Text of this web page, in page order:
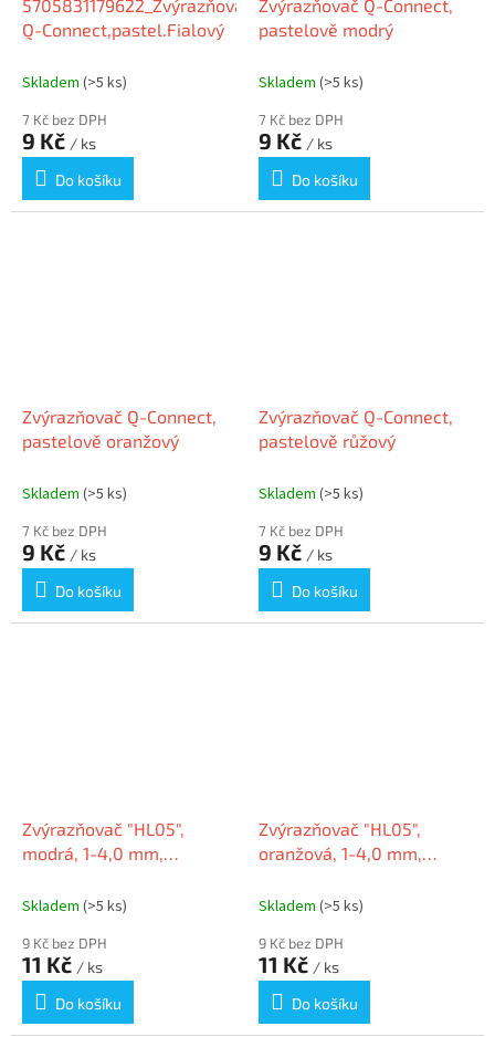
5705831179622_Zvýrazňovač
Q-Connect,pastel.Fialový
Skladem (>5 ks)
7 Kč bez DPH
9 Kč / ks
Do košíku
Zvýrazňovač Q-Connect,
pastelově modrý
Skladem (>5 ks)
7 Kč bez DPH
9 Kč / ks
Do košíku
Zvýrazňovač Q-Connect,
pastelově oranžový
Skladem (>5 ks)
7 Kč bez DPH
9 Kč / ks
Do košíku
Zvýrazňovač Q-Connect,
pastelově růžový
Skladem (>5 ks)
7 Kč bez DPH
9 Kč / ks
Do košíku
Zvýrazňovač "HL05",
modrá, 1-4,0 mm,
Skladem (>5 ks)
9 Kč bez DPH
11 Kč / ks
Do košíku
Zvýrazňovač "HL05",
oranžová, 1-4,0 mm,
Skladem (>5 ks)
9 Kč bez DPH
11 Kč / ks
Do košíku